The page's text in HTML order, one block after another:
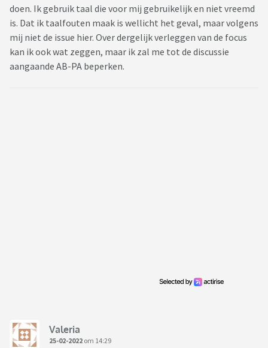
doen. Ik gebruik taal die voor mij gebruikelijk en niet vreemd
is. Dat ik taalfouten maak is wellicht het geval, maar volgens
mij niet de issue hier. Over dergelijk verleggen van de focus
kan ik ook wat zeggen, maar ik zal me tot de discussie
aangaande AB-PA beperken.
Valeria
25-02-2022 om 14:29